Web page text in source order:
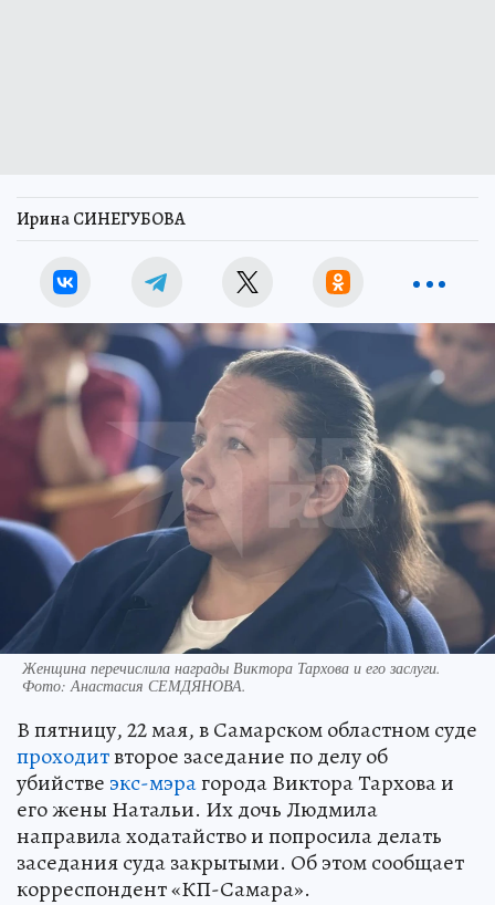
Ирина СИНЕГУБОВА
Женщина перечислила награды Виктора Тархова и его заслуги.
Фото:Анастасия СЕМДЯНОВА.
В пятницу, 22 мая, в Самарском областном суде
проходитвторое заседание по делу об
убийстве экс-мэрагорода Виктора Тархова и
его жены Натальи. Их дочь Людмила
направила ходатайство и попросила делать
заседания суда закрытыми. Об этом сообщает
корреспондент «КП-Самара».